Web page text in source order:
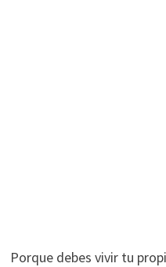
Porque debes vivir tu